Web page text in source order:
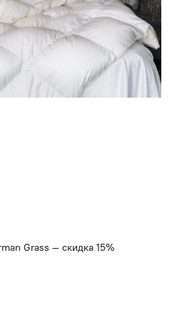
Grass — скидка 15%